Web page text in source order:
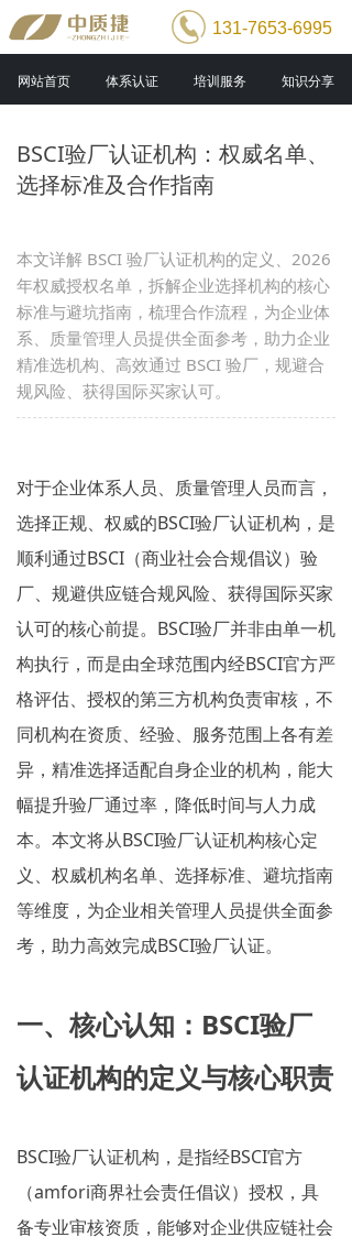
131-7653-6995
网站首页 体系认证 培训服务 知识分享
BSCI验厂认证机构：权威名单、
选择标准及合作指南
本文详解 BSCI 验厂认证机构的定义、2026
年权威授权名单，拆解企业选择机构的核心
标准与避坑指南，梳理合作流程，为企业体
系、质量管理人员提供全面参考，助力企业
精准选机构、高效通过 BSCI 验厂，规避合
规风险、获得国际买家认可。
对于企业体系人员、质量管理人员而言，
选择正规、权威的BSCI验厂认证机构，是
顺利通过BSCI（商业社会合规倡议）验
厂、规避供应链合规风险、获得国际买家
认可的核心前提。BSCI验厂并非由单一机
构执行，而是由全球范围内经BSCI官方严
格评估、授权的第三方机构负责审核，不
同机构在资质、经验、服务范围上各有差
异，精准选择适配自身企业的机构，能大
幅提升验厂通过率，降低时间与人力成
本。本文将从BSCI验厂认证机构核心定
义、权威机构名单、选择标准、避坑指南
等维度，为企业相关管理人员提供全面参
考，助力高效完成BSCI验厂认证。
一、核心认知：BSCI验厂
认证机构的定义与核心职责
BSCI验厂认证机构，是指经BSCI官方
（amfori商界社会责任倡议）授权，具
备专业审核资质，能够对企业供应链社会